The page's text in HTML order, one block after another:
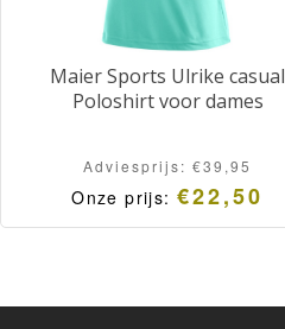
Maier Sports Ulrike casual
Poloshirt voor dames
Adviesprijs:€39,95
Onze prijs:€22,50